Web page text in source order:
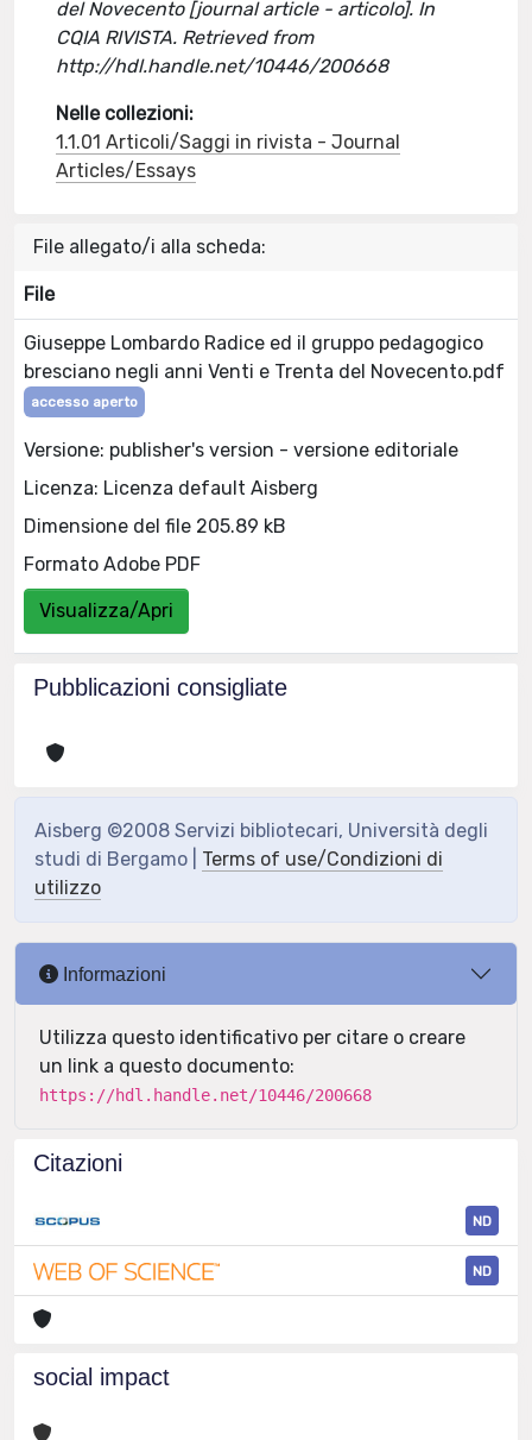
del Novecento [journal article - articolo]. In
CQIA RIVISTA. Retrieved from
http://hdl.handle.net/10446/200668
Nelle collezioni:
1.1.01 Articoli/Saggi in rivista - Journal
Articles/Essays
File allegato/i alla scheda:
File
Giuseppe Lombardo Radice ed il gruppo pedagogico
bresciano negli anni Venti e Trenta del Novecento.pdf
accesso aperto
Versione: publisher's version - versione editoriale
Licenza: Licenza default Aisberg
Dimensione del file 205.89 kB
Formato Adobe PDF
Visualizza/Apri
Pubblicazioni consigliate
Aisberg ©2008 Servizi bibliotecari, Università degli
studi di Bergamo | Terms of use/Condizioni di
utilizzo
Informazioni
Utilizza questo identificativo per citare o creare
un link a questo documento:
https://hdl.handle.net/10446/200668
Citazioni
ND
ND
social impact